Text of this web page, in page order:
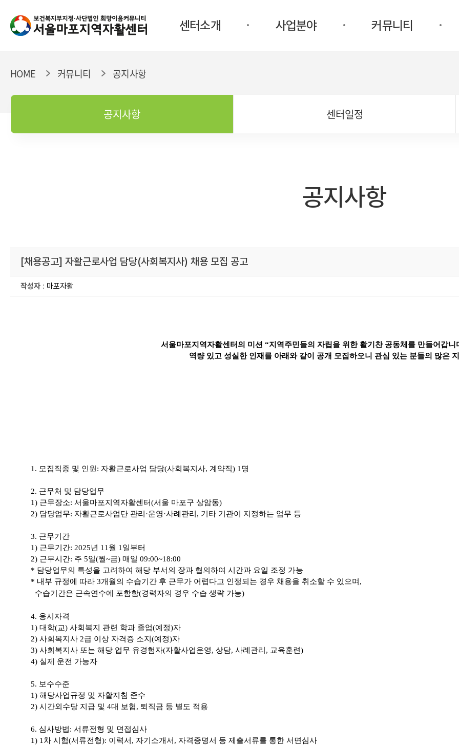
센터소개 사업분야 커뮤니티
HOME 커뮤니티 공지사항
공지사항 센터일정
공지사항
[채용공고] 자활근로사업 담당(사회복지사) 채용 모집 공고
작성자 : 마포자활
서울마포지역자활센터의 미션 “지역주민들의 자립을 위한 활기찬 공동체를 만들어갑니
역량 있고 성실한 인재를 아래와 같이 공개 모집하오니 관심 있는 분들의 많은
1. 모집직종 및 인원 : 자활근로사업 담당(사회복지사, 계약직) 1 명
2. 근무처 및 담당업무
1) 근무장소: 서울마포지역자활센터(서울 마포구 상암동)
2) 담당업무: 자활근로사업단 관리·운영·사례관리, 기타 기관이 지정하는 업무 등
3. 근무기간
1) 근무기간: 2025년 11 월 1 일부터
2) 근무시간: 주 5일(월~금) 매일 09:00~18:00
* 담당업무의 특성을 고려하여 해당 부서의 장과 협의하여 시간과 요일 조정 가능
* 내부 규정에 따라 3개월의 수습기간 후 근무가 어렵다고 인정되는 경우 채용을 취소할 수 있으며,
수습기간은 근속연수에 포함함(경력자의 경우 수습 생략 가능)
4. 응시자격
1) 대학(교) 사회복지 관련 학과 졸업(예정)자
2) 사회복지사 2급 이상 자격증 소지 (예정)자
3) 사회복지사 또는 해당 업무 유경험자(자활사업운영, 상담, 사례관리 , 교육훈련)
4) 실제 운전 가능자
5. 보수수준
1) 해당사업규정 및 자활지침 준수
2) 시간외수당 지급 및 4대 보험, 퇴직금 등 별도 적용
6. 심사방법: 서류전형 및 면접심사
1) 1 차 시험(서류전형): 이력서 , 자기소개서 , 자격증명서 등 제출서류를 통한 서면심사